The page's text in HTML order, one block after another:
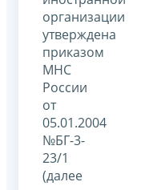
организации
утверждена
приказом
МНС
России
от
05.01.2004
№БГ-3-
23/1
(далее